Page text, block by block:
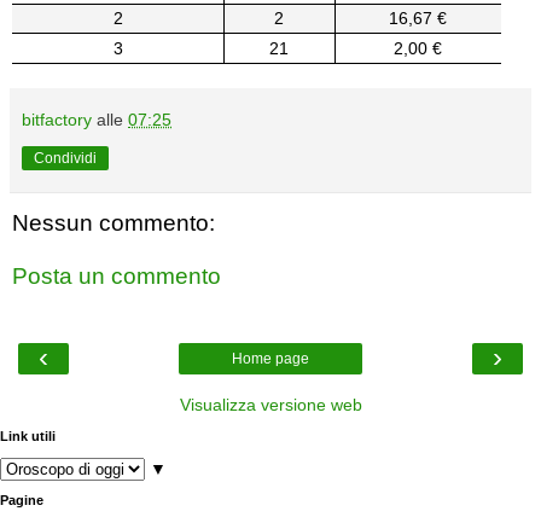
2
2
16,67 €
3
21 2,00 €
bitfactory alle 07:25
Condividi
Nessun commento:
Posta un commento
‹ ›
Home page
Visualizza versione web
Link utili
▼
Pagine